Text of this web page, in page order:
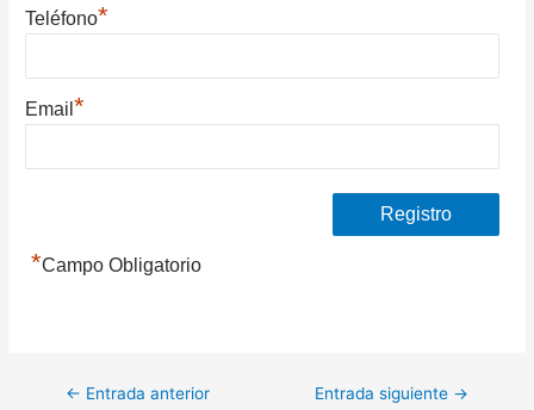
Teléfono*
Email*
*Campo Obligatorio
Navegación
← Entrada anterior Entrada siguiente →